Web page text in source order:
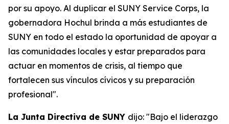
por su apoyo. Al duplicar el SUNY Service Corps, la
gobernadora Hochul brinda a más estudiantes de
SUNY en todo el estado la oportunidad de apoyar a
las comunidades locales y estar preparados para
actuar en momentos de crisis, al tiempo que
fortalecen sus vínculos cívicos y su preparación
profesional".
La Junta Directiva de SUNY dijo: "Bajo el liderazgo